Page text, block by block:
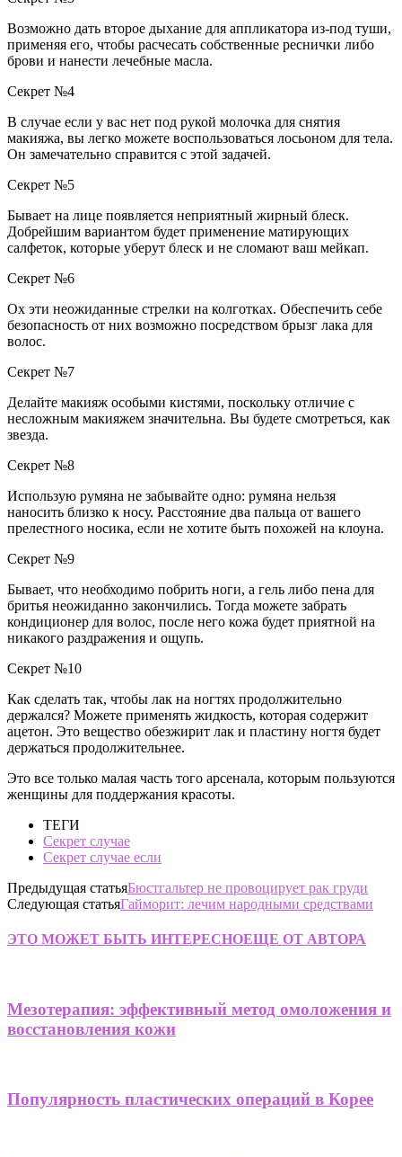
Возможно дать второе дыхание для аппликатора из-под туши,
применяя его, чтобы расчесать собственные реснички либо
брови и нанести лечебные масла.
Секрет №4
В случае если у вас нет под рукой молочка для снятия
макияжа, вы легко можете воспользоваться лосьоном для тела.
Он замечательно справится с этой задачей.
Секрет №5
Бывает на лице появляется неприятный жирный блеск.
Добрейшим вариантом будет применение матирующих
салфеток, которые уберут блеск и не сломают ваш мейкап.
Секрет №6
Ох эти неожиданные стрелки на колготках. Обеспечить себе
безопасность от них возможно посредством брызг лака для
волос.
Секрет №7
Делайте макияж особыми кистями, поскольку отличие с
несложным макияжем значительна. Вы будете смотреться, как
звезда.
Секрет №8
Использую румяна не забывайте одно: румяна нельзя
наносить близко к носу. Расстояние два пальца от вашего
прелестного носика, если не хотите быть похожей на клоуна.
Секрет №9
Бывает, что необходимо побрить ноги, а гель либо пена для
бритья неожиданно закончились. Тогда можете забрать
кондиционер для волос, после него кожа будет приятной на
никакого раздражения и ощупь.
Секрет №10
Как сделать так, чтобы лак на ногтях продолжительно
держался? Можете применять жидкость, которая содержит
ацетон. Это вещество обезжирит лак и пластину ногтя будет
держаться продолжительнее.
Это все только малая часть того арсенала, которым пользуются
женщины для поддержания красоты.
ТЕГИ
Секрет случае
Секрет случае если
Предыдущая статьяБюстгальтер не провоцирует рак груди
Следующая статьяГайморит: лечим народными средствами
ЭТО МОЖЕТ БЫТЬ ИНТЕРЕСНОЕЩЕ ОТ АВТОРА
Мезотерапия: эффективный метод омоложения и
восстановления кожи
Популярность пластических операций в Корее